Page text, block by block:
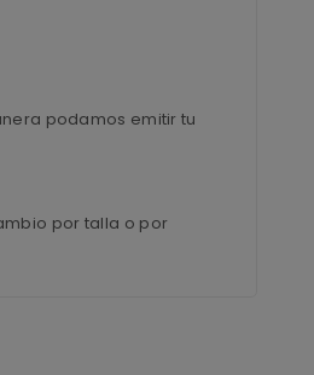
podamos emitir tu
por talla o por